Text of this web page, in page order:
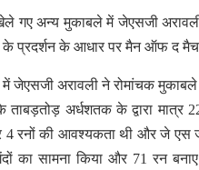
गए अन्य मुकाबले में जेएसजी
के प्रदर्शन के आधार पर मैन ऑफ द मैच
जेएसजी अरावली ने रोमांचक
अर्धशतक के द्वारा मात्र
4 रनों की आवश्यकता थी और जे एस
गेंदों का सामना किया और 71 रन